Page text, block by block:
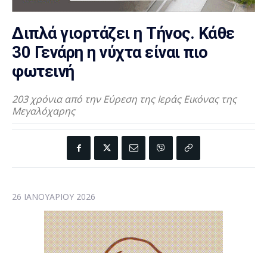
Διπλά γιορτάζει η Τήνος. Κάθε
30 Γενάρη η νύχτα είναι πιο
φωτεινή
203 χρόνια από την Εύρεση της Ιεράς Εικόνας της
Μεγαλόχαρης
26 ΙΑΝΟΥΑΡΊΟΥ 2026